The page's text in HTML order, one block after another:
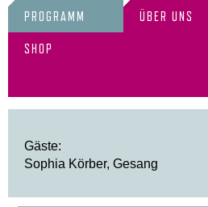
PROGRAMM ÜBER UNS
SHOP
Gäste:
Sophia Körber, Gesang